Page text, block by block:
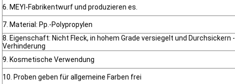
6. MEYI-Fabrikentwurf und produzieren es.
7. Material: Pp.-Polypropylen
8. Eigenschaft: Nicht Fleck, in hohem Grade versiegelt und Durchsickern -
Verhinderung
9. Kosmetische Verwendung
10. Proben geben für allgemeine Farben frei